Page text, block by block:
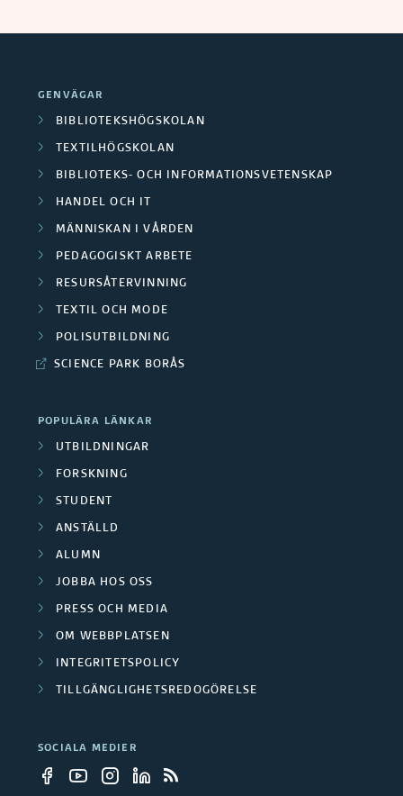
GENVÄGAR
BIBLIOTEKSHÖGSKOLAN
TEXTILHÖGSKOLAN
BIBLIOTEKS- OCH INFORMATIONSVETENSKAP
HANDEL OCH IT
MÄNNISKAN I VÅRDEN
PEDAGOGISKT ARBETE
RESURSÅTERVINNING
TEXTIL OCH MODE
POLISUTBILDNING
SCIENCE PARK BORÅS
POPULÄRA LÄNKAR
UTBILDNINGAR
FORSKNING
STUDENT
ANSTÄLLD
ALUMN
JOBBA HOS OSS
PRESS OCH MEDIA
OM WEBBPLATSEN
INTEGRITETSPOLICY
TILLGÄNGLIGHETSREDOGÖRELSE
SOCIALA MEDIER